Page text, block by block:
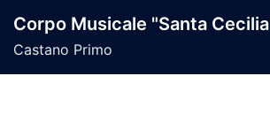
contenuto
Corpo Musicale "Santa
Castano Primo